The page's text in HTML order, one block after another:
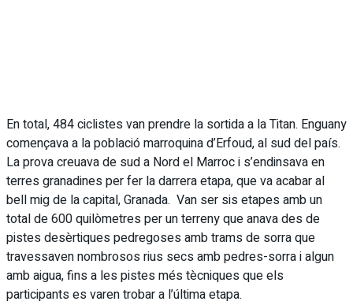
En total, 484 ciclistes van prendre la sortida a la Titan. Enguany
començava a la població marroquina d’Erfoud, al sud del país.
La prova creuava de sud a Nord el Marroc i s’endinsava en
terres granadines per fer la darrera etapa, que va acabar al
bell mig de la capital, Granada. Van ser sis etapes amb un
total de 600 quilòmetres per un terreny que anava des de
pistes desèrtiques pedregoses amb trams de sorra que
travessaven nombrosos rius secs amb pedres-sorra i algun
amb aigua, fins a les pistes més tècniques que els
participants es varen trobar a l’última etapa.